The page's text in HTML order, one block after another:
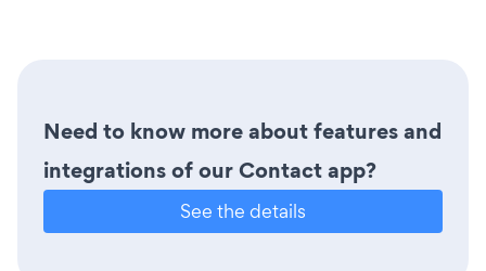
Need to know more about features and
integrations of our Contact app?
See the details